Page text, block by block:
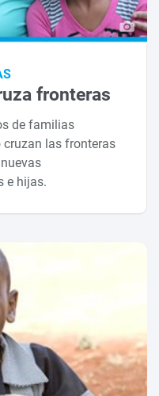
fronteras
de familias
cruzan las fronteras
e hijas.